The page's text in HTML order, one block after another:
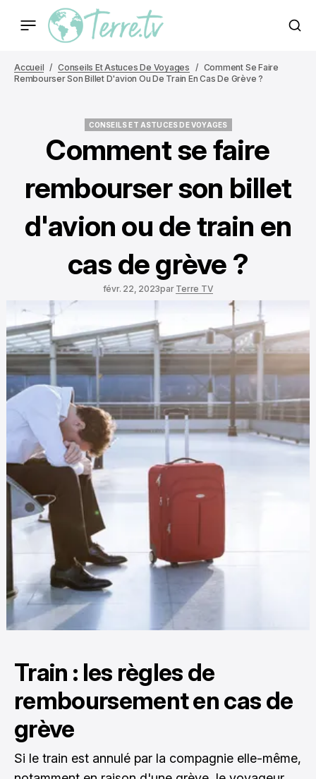
Accueil Conseils Et Astuces De Voyages
Comment Se Faire
Rembourser Son Billet D'avion Ou De Train En Cas De Grève ?
CONSEILS ET ASTUCES DE VOYAGES
Comment se faire
rembourser son billet
d'avion ou de train en
cas de grève ?
févr. 22, 2023par Terre TV
Train : les règles de
remboursement en cas de
grève
Si le train est annulé par la compagnie elle-même,